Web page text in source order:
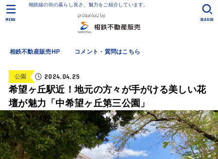
相鉄線の街の暮らし良さ、魅力をご紹介しています。
相鉄不動産販売HP コメント・質問はこちら
SEARCH
MENU
公園 2024.04.25
希望ヶ丘駅近！地元の方々が手がける美しい花
壇が魅力「中希望ヶ丘第三公園」